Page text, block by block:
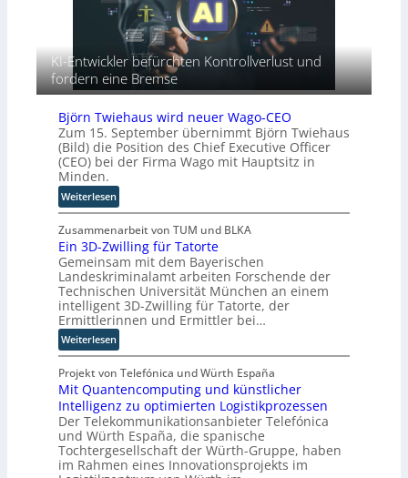
e
u
n
g
g
a
f
c
o
r
y
-
A
u
s
b
a
u
t
-
e
u
r
o
p
ä
i
s
c
h
e
n
R
o
u
t
e
r
-
H
e
r
s
i
s
n
a
h
e
A
u
t
o
m
a
t
i
s
i
e
r
u
n
g
s
l
ö
s
u
KI-Entwickler befürchten Kontrollverlust und
fordern eine Bremse
Björn Twiehaus wird neuer Wago-CEO
Zum 15. September übernimmt Björn Twiehaus
(Bild) die Position des Chief Executive Officer
(CEO) bei der Firma Wago mit Hauptsitz in
Minden.
Weiterlesen:
B
j
ö
r
n
T
w
i
e
h
a
u
s
w
i
r
d
Zusammenarbeit von TUM und BLKA
Ein 3D-Zwilling für Tatorte
Gemeinsam mit dem Bayerischen
Landeskriminalamt arbeiten Forschende der
Technischen Universität München an einem
intelligent 3D-Zwilling für Tatorte, der
Ermittlerinnen und Ermittler bei…
Weiterlesen:
E
i
n
3
D
-
Z
w
Projekt von Telefónica und Würth España
Mit Quantencomputing und künstlicher
Intelligenz zu optimierten Logistikprozessen
Der Telekommunikationsanbieter Telefónica
und Würth España, die spanische
Tochtergesellschaft der Würth-Gruppe, haben
im Rahmen eines Innovationsprojekts im